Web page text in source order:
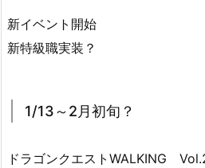
新イベント開始
新特級職実装？
1/13～2月初旬？
ドラゴンクエストWALKING